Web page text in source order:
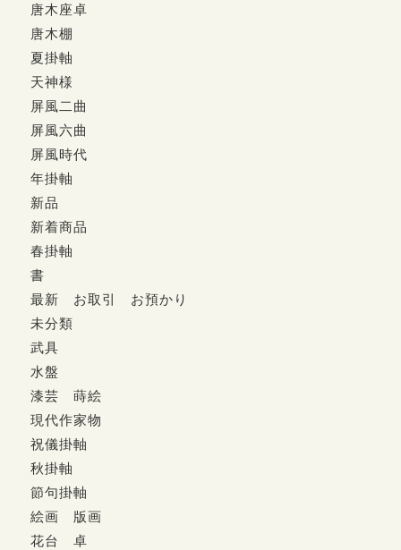
唐木座卓
唐木棚
夏掛軸
天神様
屏風二曲
屏風六曲
屏風時代
年掛軸
新品
新着商品
春掛軸
書
最新 お取引 お預かり
未分類
武具
水盤
漆芸 蒔絵
現代作家物
祝儀掛軸
秋掛軸
節句掛軸
絵画 版画
花台 卓